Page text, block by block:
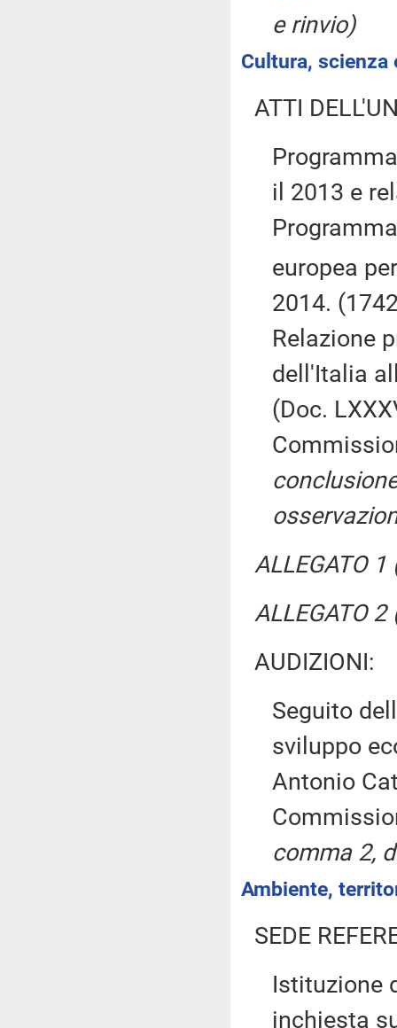
e rinvio)
Cultura,
ATTI
il 2013 e
europea
2014.
Relazione
dell'Italia
(Doc.
ALLEGATO
ALLEGATO
AUDIZIONI:
Seguito
sviluppo
Antonio
comma 2,
Ambiente,
SEDE
Istituzione
inchiesta